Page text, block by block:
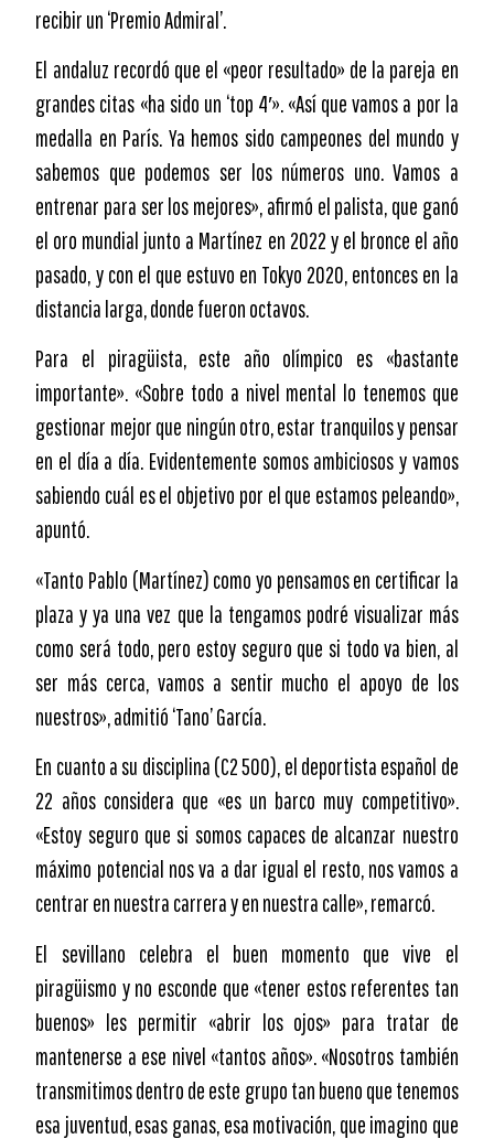
recibir un ‘Premio Admiral’.
El andaluz recordó que el «peor resultado» de la pareja en
grandes citas «ha sido un ‘top 4′». «Así que vamos a por la
medalla en París. Ya hemos sido campeones del mundo y
sabemos que podemos ser los números uno. Vamos a
entrenar para ser los mejores», afirmó el palista, que ganó
el oro mundial junto a Martínez en 2022 y el bronce el año
pasado, y con el que estuvo en Tokyo 2020, entonces en la
distancia larga, donde fueron octavos.
Para el piragüista, este año olímpico es «bastante
importante». «Sobre todo a nivel mental lo tenemos que
gestionar mejor que ningún otro, estar tranquilos y pensar
en el día a día. Evidentemente somos ambiciosos y vamos
sabiendo cuál es el objetivo por el que estamos peleando»,
apuntó.
«Tanto Pablo (Martínez) como yo pensamos en certificar la
plaza y ya una vez que la tengamos podré visualizar más
como será todo, pero estoy seguro que si todo va bien, al
ser más cerca, vamos a sentir mucho el apoyo de los
nuestros», admitió ‘Tano’ García.
En cuanto a su disciplina (C2 500), el deportista español de
22 años considera que «es un barco muy competitivo».
«Estoy seguro que si somos capaces de alcanzar nuestro
máximo potencial nos va a dar igual el resto, nos vamos a
centrar en nuestra carrera y en nuestra calle», remarcó.
El sevillano celebra el buen momento que vive el
piragüismo y no esconde que «tener estos referentes tan
buenos» les permitir «abrir los ojos» para tratar de
mantenerse a ese nivel «tantos años». «Nosotros también
transmitimos dentro de este grupo tan bueno que tenemos
esa juventud, esas ganas, esa motivación, que imagino que